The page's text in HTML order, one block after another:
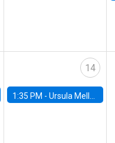
14
1:35 PM -Ursula Mello, Insper - Institute of Education and Research